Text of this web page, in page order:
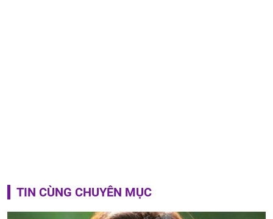
TIN CÙNG CHUYÊN MỤC